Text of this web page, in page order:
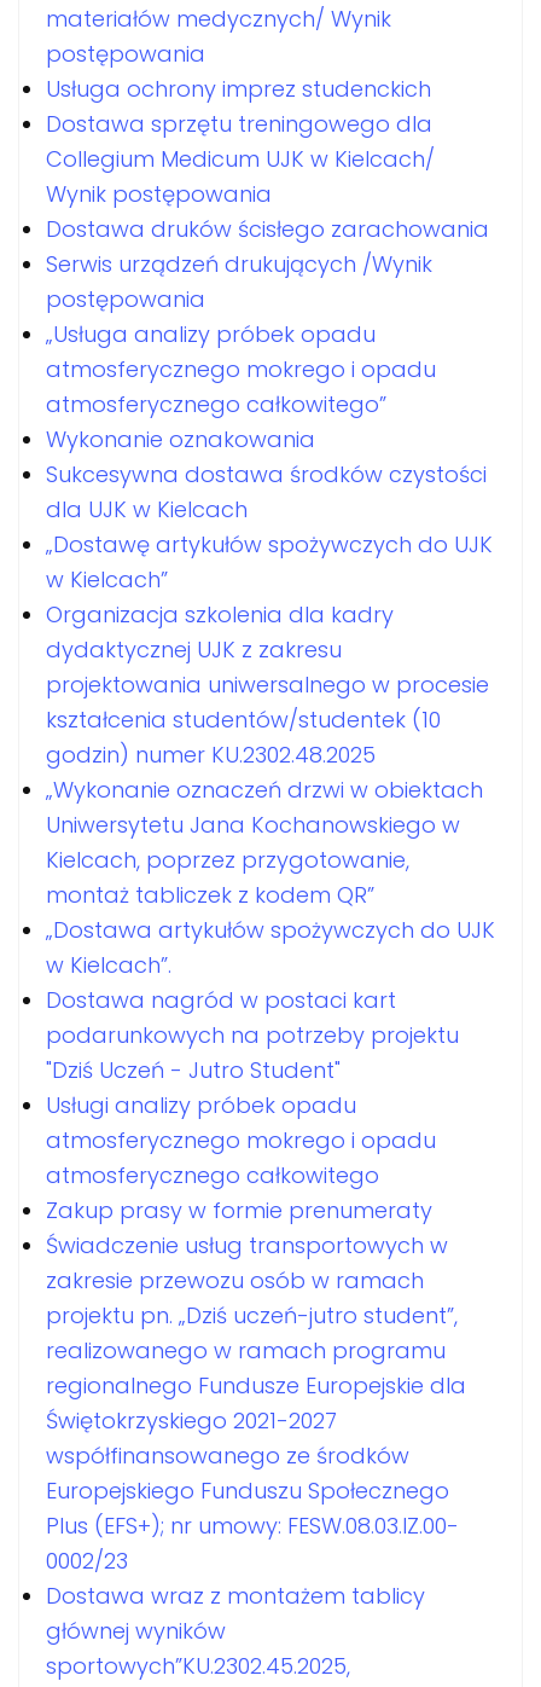
materiałów medycznych/ Wynik
postępowania
Usługa ochrony imprez studenckich
Dostawa sprzętu treningowego dla
Collegium Medicum UJK w Kielcach/
Wynik postępowania
Dostawa druków ścisłego zarachowania
Serwis urządzeń drukujących /Wynik
postępowania
„Usługa analizy próbek opadu
atmosferycznego mokrego i opadu
atmosferycznego całkowitego”
Wykonanie oznakowania
Sukcesywna dostawa środków czystości
dla UJK w Kielcach
„Dostawę artykułów spożywczych do UJK
w Kielcach”
Organizacja szkolenia dla kadry
dydaktycznej UJK z zakresu
projektowania uniwersalnego w procesie
kształcenia studentów/studentek (10
godzin) numer KU.2302.48.2025
„Wykonanie oznaczeń drzwi w obiektach
Uniwersytetu Jana Kochanowskiego w
Kielcach, poprzez przygotowanie,
montaż tabliczek z kodem QR”
„Dostawa artykułów spożywczych do UJK
w Kielcach”.
Dostawa nagród w postaci kart
podarunkowych na potrzeby projektu
"Dziś Uczeń - Jutro Student"
Usługi analizy próbek opadu
atmosferycznego mokrego i opadu
atmosferycznego całkowitego
Zakup prasy w formie prenumeraty
Świadczenie usług transportowych w
zakresie przewozu osób w ramach
projektu pn. „Dziś uczeń-jutro student”,
realizowanego w ramach programu
regionalnego Fundusze Europejskie dla
Świętokrzyskiego 2021-2027
współfinansowanego ze środków
Europejskiego Funduszu Społecznego
Plus (EFS+); nr umowy: FESW.08.03.IZ.00-
0002/23
Dostawa wraz z montażem tablicy
głównej wyników
sportowych”KU.2302.45.2025,